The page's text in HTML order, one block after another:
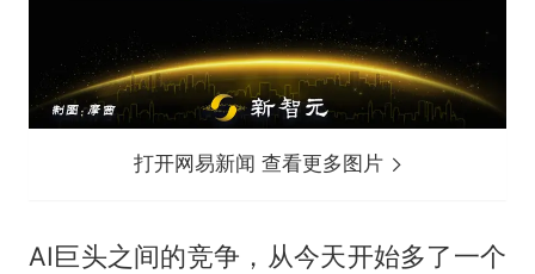
打开网易新闻 查看更多图片
AI巨头之间的竞争，从今天开始多了一个